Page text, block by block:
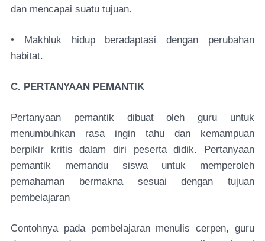
dan mencapai suatu tujuan.
• Makhluk hidup beradaptasi dengan perubahan
habitat.
C. PERTANYAAN PEMANTIK
Pertanyaan pemantik dibuat oleh guru untuk
menumbuhkan rasa ingin tahu dan kemampuan
berpikir kritis dalam diri peserta didik. Pertanyaan
pemantik memandu siswa untuk memperoleh
pemahaman bermakna sesuai dengan tujuan
pembelajaran
Contohnya pada pembelajaran menulis cerpen, guru